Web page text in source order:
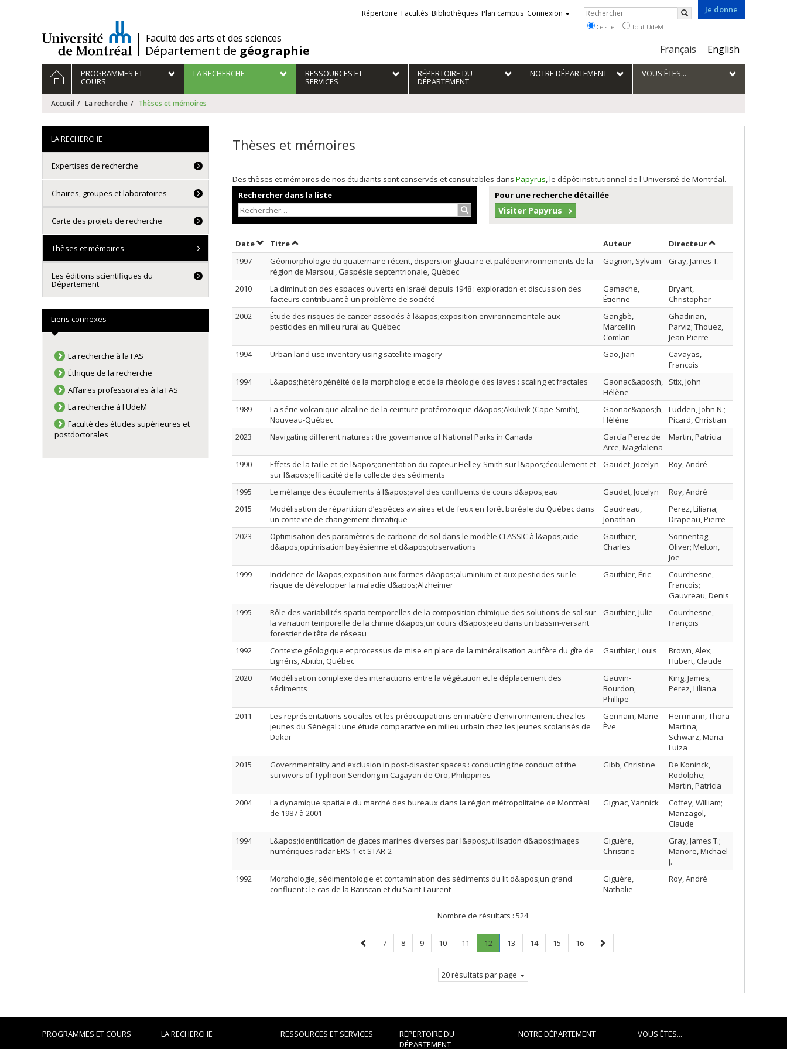
/Faculté des arts et des sciences
Département de géographie
Je donne
Choix
la
langue
Français English
Liens
externes
Répertoire Facultés Bibliothèques Plan campus Connexion Rechercher
Rechercher
Ce site Tout UdeM
Navigation
principale
ACCUEILPROGRAMMES ET
COURS
LA RECHERCHE RESSOURCES ET
SERVICES
RÉPERTOIRE DU
DÉPARTEMENT
NOTRE DÉPARTEMENT VOUS ÊTES...
Accueil La recherche Thèses et mémoires
Thèses et mémoires
Des thèses et mémoires de nos étudiants sont conservés et consultables dans Papyrus, le dépôt institutionnel de l'Université de Montréal.
Rechercher dans la liste
Rechercher…
Pour une recherche détaillée
Visiter Papyrus
DateTrier par date en ordre croissant
TitreTrier par titre en ordre croissant Auteur Trier par auteur en ordre croissant
Directeurpar contributeur
1997
Géomorphologie du quaternaire récent, dispersion glaciaire et paléoenvironnements de la
région de Marsoui, Gaspésie septentrionale, Québec
Gagnon, Sylvain Gray, James T.
2010
La diminution des espaces ouverts en Israël depuis 1948 : exploration et discussion des
facteurs contribuant à un problème de société
Gamache,
Étienne
Bryant,
Christopher
2002
Étude des risques de cancer associés à l&apos;exposition environnementale aux
pesticides en milieu rural au Québec
Gangbè,
Marcellin
Comlan
Ghadirian,
Parviz; Thouez,
Jean-Pierre
1994
Urban land use inventory using satellite imagery Gao, Jian
Cavayas,
François
1994
L&apos;hétérogénéité de la morphologie et de la rhéologie des laves : scaling et fractales
Gaonac&apos;h,
Hélène
Stix, John
1989
La série volcanique alcaline de la ceinture protérozoïque d&apos;Akulivik (Cape-Smith),
Nouveau-Québec
Gaonac&apos;h,
Hélène
Ludden, John N.;
Picard, Christian
2023
Navigating different natures : the governance of National Parks in Canada
García Perez de
Arce, Magdalena
Martin, Patricia
1990
Effets de la taille et de l&apos;orientation du capteur Helley-Smith sur l&apos;écoulement et
sur l&apos;efficacité de la collecte des sédiments
Gaudet, Jocelyn Roy, André
1995 Le mélange des écoulements à l&apos;aval des confluents de cours d&apos;eau Gaudet, Jocelyn
Roy, André
2015
Modélisation de répartition d’espèces aviaires et de feux en forêt boréale du Québec dans
un contexte de changement climatique
Gaudreau,
Jonathan
Perez, Liliana;
Drapeau, Pierre
2023
Optimisation des paramètres de carbone de sol dans le modèle CLASSIC à l&apos;aide
d&apos;optimisation bayésienne et d&apos;observations
Gauthier,
Charles
Sonnentag,
Oliver; Melton,
Joe
1999
Incidence de l&apos;exposition aux formes d&apos;aluminium et aux pesticides sur le
risque de développer la maladie d&apos;Alzheimer
Gauthier, Éric
Courchesne,
François;
Gauvreau, Denis
1995
Rôle des variabilités spatio-temporelles de la composition chimique des solutions de sol sur
la variation temporelle de la chimie d&apos;un cours d&apos;eau dans un bassin-versant
forestier de tête de réseau
Gauthier, Julie
Courchesne,
François
1992
Contexte géologique et processus de mise en place de la minéralisation aurifère du gîte de
Lignéris, Abitibi, Québec
Gauthier, Louis
Brown, Alex;
Hubert, Claude
2020
Modélisation complexe des interactions entre la végétation et le déplacement des
sédiments
Gauvin-
Bourdon,
Phillipe
King, James;
Perez, Liliana
2011
Les représentations sociales et les préoccupations en matière d’environnement chez les
jeunes du Sénégal : une étude comparative en milieu urbain chez les jeunes scolarisés de
Dakar
Germain, Marie-
Ève
Herrmann, Thora
Martina;
Schwarz, Maria
Luiza
2015
Governmentality and exclusion in post-disaster spaces : conducting the conduct of the
survivors of Typhoon Sendong in Cagayan de Oro, Philippines
Gibb, Christine
De Koninck,
Rodolphe;
Martin, Patricia
2004
La dynamique spatiale du marché des bureaux dans la région métropolitaine de Montréal
de 1987 à 2001
Gignac, Yannick
Coffey, William;
Manzagol,
Claude
1994
L&apos;identification de glaces marines diverses par l&apos;utilisation d&apos;images
numériques radar ERS-1 et STAR-2
Giguère,
Christine
Gray, James T.;
Manore, Michael
J.
1992
Morphologie, sédimentologie et contamination des sédiments du lit d&apos;un grand
confluent : le cas de la Batiscan et du Saint-Laurent
Giguère,
Nathalie
Roy, André
Nombre de résultats : 524
Page
précédente
Page
7 Page
8 Page
9 Page
10 Page
11 Page
12.
Page
Page
13 Page
14 Page
15 Page
16
Page
suivante
20 résultats par page
LA RECHERCHE
Expertises de recherche
Chaires, groupes et laboratoires
Carte des projets de recherche
Thèses et mémoires
Les éditions scientifiques du
Département
Liens connexes
La recherche à la FAS
Éthique de la recherche
Affaires professorales à la FAS
La recherche à l'UdeM
Faculté des études supérieures et
postdoctorales
PROGRAMMES ET COURS LA RECHERCHE RESSOURCES ET SERVICES
RÉPERTOIRE DU
DÉPARTEMENT
NOTRE DÉPARTEMENT VOUS ÊTES...